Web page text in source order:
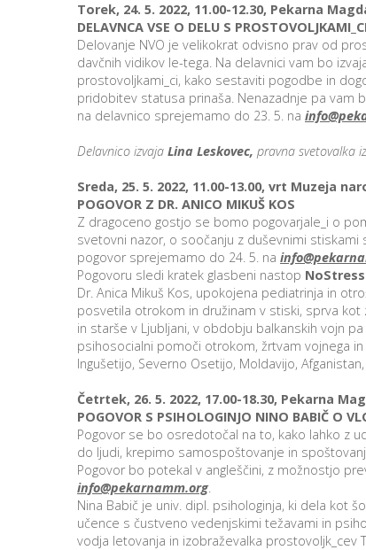
Torek, 24. 5. 2022, 11.00-12.30, Pekarna
DELAVNCA VSE O DELU S
Delovanje NVO je velikokrat odvisno prav od
davčnih vidikov le-tega. Na delavnici vam bo
prostovoljkami_ci, kako sestaviti pogodbe in
pridobitev statusa prinaša. Nenazadnje pa vam
na delavnico sprejemamo do 23. 5. na
Delavnico izvaja Lina Leskovec, pravna svetovalka
Sreda, 25. 5. 2022, 11.00-13.00, vrt Muzeja
POGOVOR Z DR. ANICO MIKUŠ KOS
Z dragoceno gostjo se bomo pogovarjale_i o
svetovni nazor, o soočanju z duševnimi
pogovor sprejemamo do 24. 5. na
Pogovoru sledi kratek glasbeni nastop
Dr. Anica Mikuš Kos, upokojena pediatrinja in
posvetila otrokom in družinam v stiski, sprva
in starše v Ljubljani, v obdobju balkanskih vojn
psihosocialni pomoči otrokom, žrtvam vojnega
Ingušetijo, Severno Osetijo, Moldavijo,
Četrtek, 26. 5. 2022, 17.00-18.30, Pekarna
POGOVOR S PSIHOLOGINJO NINO BABIČ O
Pogovor se bo osredotočal na to, kako lahko z
do ljudi, krepimo samospoštovanje in
Pogovor bo potekal v angleščini, z možnostjo
info@pekarnamm.org.
Nina Babič je univ. dipl. psihologinja, ki dela kot
učence s čustveno vedenjskimi težavami in
vodja letovanja in izobraževalka prostovoljk_cev